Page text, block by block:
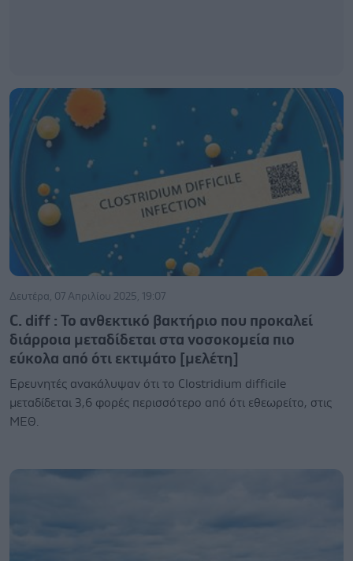
Δευτέρα, 07 Απριλίου 2025, 19:07
C. diff : Το ανθεκτικό βακτήριο που προκαλεί
διάρροια μεταδίδεται στα νοσοκομεία πιο
εύκολα από ότι εκτιμάτο [μελέτη]
Ερευνητές ανακάλυψαν ότι το Clostridium difficile
μεταδίδεται 3,6 φορές περισσότερο από ότι εθεωρείτο, στις
ΜΕΘ.